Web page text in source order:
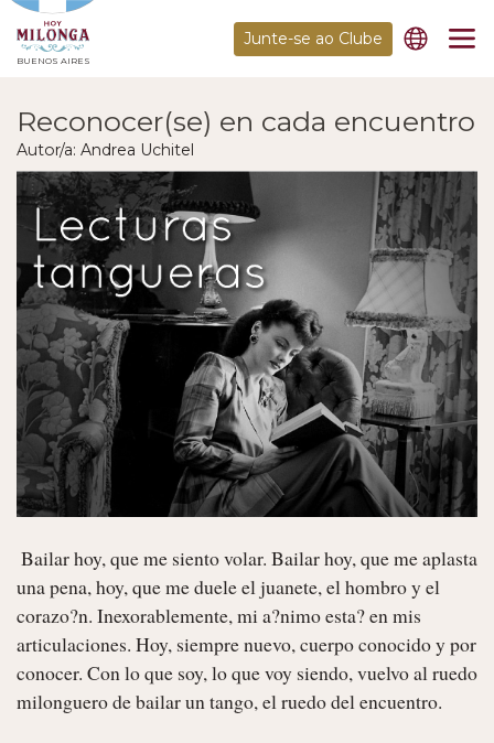
BUENOS AIRES
Junte-se ao Clube
Reconocer(se) en cada encuentro
Autor/a: Andrea Uchitel
una pena, hoy, que me duele el juanete, el hombro y el
corazo?n. Inexorablemente, mi a?nimo esta? en mis
articulaciones. Hoy, siempre nuevo, cuerpo conocido y por
conocer. Con lo que soy, lo que voy siendo, vuelvo al ruedo
milonguero de bailar un tango, el ruedo del encuentro.